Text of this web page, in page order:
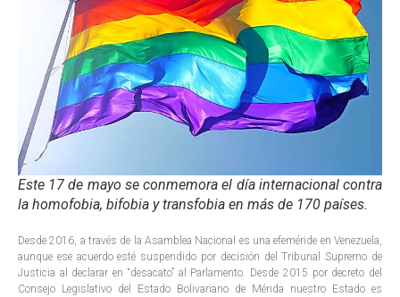
Este 17 de mayo se conmemora el día internacional contra
la homofobia, bifobia y transfobia en más de 170 países.
Desde 2016, a través de la Asamblea Nacional es una efeméride en Venezuela,
aunque ese acuerdo esté suspendido por decisión del Tribunal Supremo de
Justicia al declarar en “desacato” al Parlamento. Desde 2015 por decreto del
Consejo Legislativo del Estado Bolivariano de Mérida nuestro Estado es